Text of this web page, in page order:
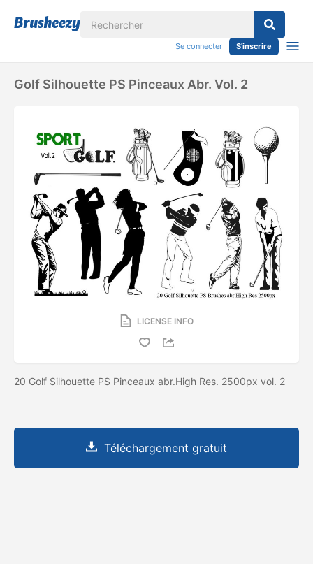
Se connecter S'inscrire
Golf Silhouette PS Pinceaux Abr. Vol. 2
LICENSE INFO
20 Golf Silhouette PS Pinceaux abr.High Res. 2500px vol. 2
Téléchargement gratuit